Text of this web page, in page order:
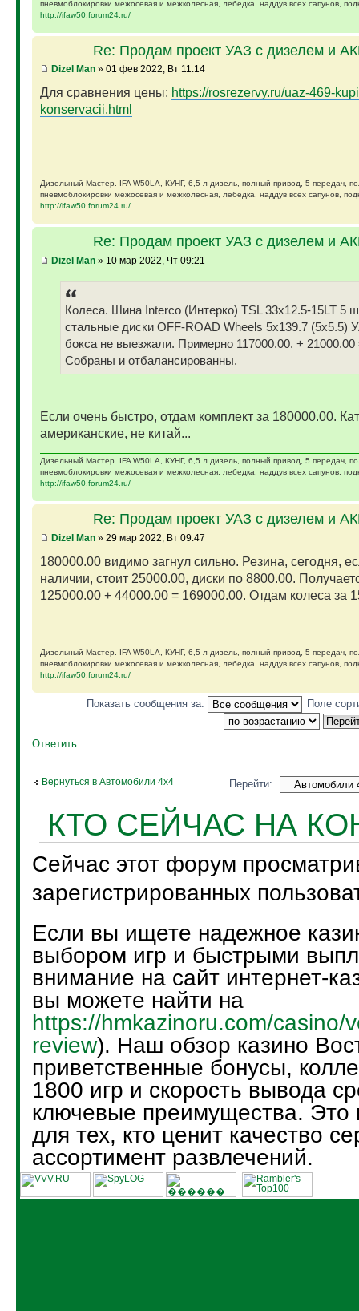
пневмоблокировки межосевая и межколесная, лебедка, наддув всех сапунов,
http://ifaw50.forum24.ru/
Re: Продам проект УАЗ с дизелем и
Dizel Man» 01 фев 2022, Вт 11:14
Для сравнения цены: https://rosrezervy.ru/uaz-469-
konservacii.html
Дизельный Мастер. IFA W50LA, КУНГ, 6,5 л дизель, полный привод, 5 передач,
пневмоблокировки межосевая и межколесная, лебедка, наддув всех сапунов,
http://ifaw50.forum24.ru/
Re: Продам проект УАЗ с дизелем и
Dizel Man» 10 мар 2022, Чт 09:21
Колеса. Шина Interco (Интерко) TSL 33x12.5-15LT 5
стальные диски OFF-ROAD Wheels 5x139.7 (5x5.5)
бокса не выезжали. Примерно 117000.00. + 21000.00
Собраны и отбалансированны.
Если очень быстро, отдам комплект за 180000.00.
американские, не китай...
Дизельный Мастер. IFA W50LA, КУНГ, 6,5 л дизель, полный привод, 5 передач,
пневмоблокировки межосевая и межколесная, лебедка, наддув всех сапунов,
http://ifaw50.forum24.ru/
Re: Продам проект УАЗ с дизелем и
Dizel Man» 29 мар 2022, Вт 09:47
180000.00 видимо загнул сильно. Резина, сегодня,
наличии, стоит 25000.00, диски по 8800.00.
125000.00 + 44000.00 = 169000.00. Отдам колеса за
Дизельный Мастер. IFA W50LA, КУНГ, 6,5 л дизель, полный привод, 5 передач,
пневмоблокировки межосевая и межколесная, лебедка, наддув всех сапунов,
http://ifaw50.forum24.ru/
Показать сообщения за: Поле
Ответить
Вернуться в Автомобили 4х4 Перейти:
КТО СЕЙЧАС НА
Сейчас этот форум
зарегистрированных
Если вы ищете надежное
выбором игр и быстрыми
внимание на сайт интернет-
вы можете найти на
https://hmkazinoru.com/casino/
review). Наш обзор казино
приветственные бонусы,
1800 игр и скорость вывода
ключевые преимущества.
для тех, кто ценит качество
ассортимент развлечений.